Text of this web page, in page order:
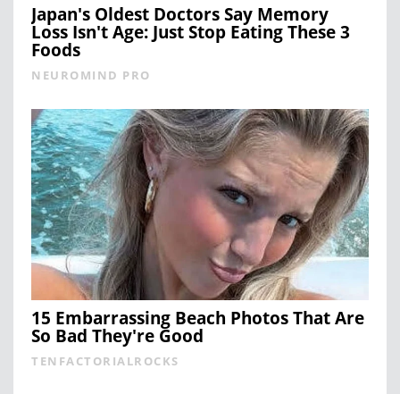
Japan's Oldest Doctors Say Memory
Loss Isn't Age: Just Stop Eating These 3
Foods
NEUROMIND PRO
15 Embarrassing Beach Photos That Are
So Bad They're Good
TENFACTORIALROCKS